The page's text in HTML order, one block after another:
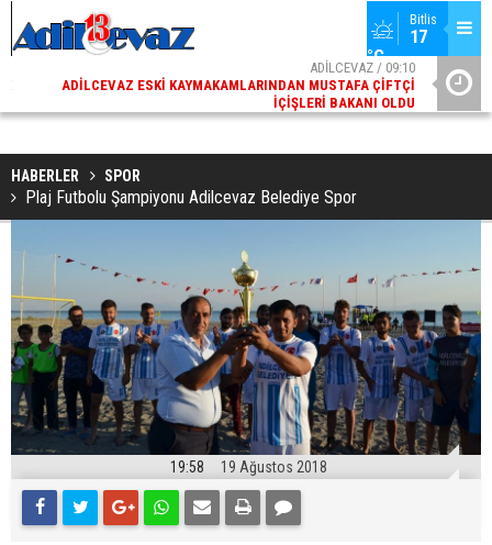
Bitlis
17
°C
ADİLCEVAZ / 09:10
ADILCEVAZ ESKI KAYMAKAMLARINDAN MUSTAFA ÇIFTÇI
İÇIŞLERI BAKANI OLDU
HABERLER SPOR
Plaj Futbolu Şampiyonu Adilcevaz Belediye Spor
19:58 19 Ağustos 2018